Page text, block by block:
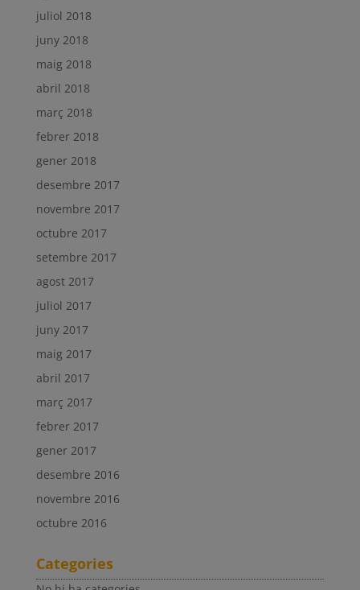
juliol 2018
juny 2018
maig 2018
abril 2018
març 2018
febrer 2018
gener 2018
desembre 2017
novembre 2017
octubre 2017
setembre 2017
agost 2017
juliol 2017
juny 2017
maig 2017
abril 2017
març 2017
febrer 2017
gener 2017
desembre 2016
novembre 2016
octubre 2016
Categories